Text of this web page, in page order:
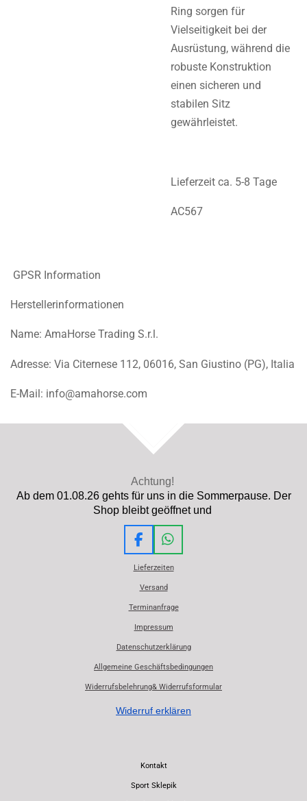
Ring sorgen für
Vielseitigkeit bei der
Ausrüstung, während die
robuste Konstruktion
einen sicheren und
stabilen Sitz
gewährleistet.
Lieferzeit ca. 5-8 Tage
AC567
GPSR Information
Herstellerinformationen
Name: AmaHorse Trading S.r.l.
Adresse: Via Citernese 112, 06016, San Giustino (PG), Italia
E-Mail: info@amahorse.com
Achtung!
Ab dem 01.08.26 gehts für uns in die Sommerpause. Der
Shop bleibt geöffnet und
F
a
c
e
o
o
W
h
a
t
A
p
Lieferzeiten
Versand
Terminanfrage
Impressum
Datenschutzerklärung
Allgemeine Geschäftsbedingungen
Widerrufsbelehrung& Widerrufsformular
Widerruf erklären
Kontakt
Sport Sklepik